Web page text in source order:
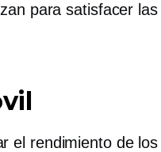
para satisfacer
el rendimiento de